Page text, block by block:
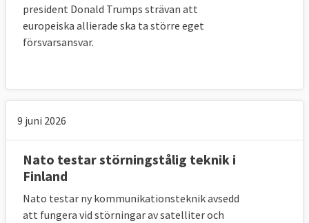
president Donald Trumps strävan att
europeiska allierade ska ta större eget
försvarsansvar.
9 juni 2026
Nato testar störningstålig teknik i
Finland
Nato testar ny kommunikationsteknik avsedd
att fungera vid störningar av satelliter och